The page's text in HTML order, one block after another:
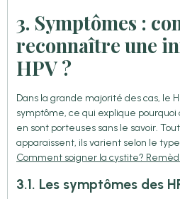
3. Symptômes :
reconnaître une
HPV ?
Dans la grande majorité des cas, le
symptôme, ce qui explique
en sont porteuses sans le savoir.
apparaissent, ils varient selon le type
Comment soigner la cystite?
3.1. Les symptômes des